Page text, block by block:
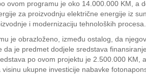
ovom programu je oko 14.000.000 KM,
za proizvodnju električne energije iz
i modernizaciju tehnoloških procesa.
je obrazloženo, između ostalog, da
je predmet dodjele sredstava
po ovom projektu je 2.500.000
ukupne investicije nabavke